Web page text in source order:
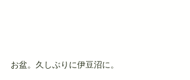
お盆。久しぶりに伊豆沼に。